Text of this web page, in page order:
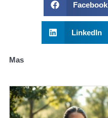
Facebook
LinkedIn
Mas